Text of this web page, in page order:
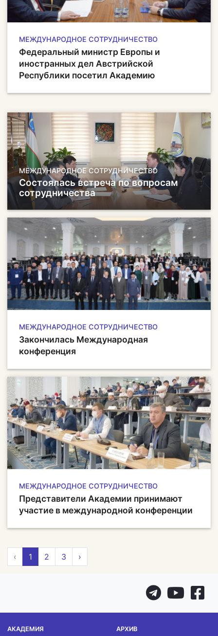
МЕЖДУНАРОДНОЕ СОТРУДНИЧЕСТВО
Федеральный министр Европы и
иностранных дел Австрийской
Республики посетил Академию
МЕЖДУНАРОДНОЕ СОТРУДНИЧЕСТВО
Состоялась встреча по вопросам
сотрудничества
МЕЖДУНАРОДНОЕ СОТРУДНИЧЕСТВО
Закончилась Международная
конференция
МЕЖДУНАРОДНОЕ СОТРУДНИЧЕСТВО
Представители Академии принимают
участие в международной конференции
‹ 1 2 3 ›
АКАДЕМИЯ
АРХИВ